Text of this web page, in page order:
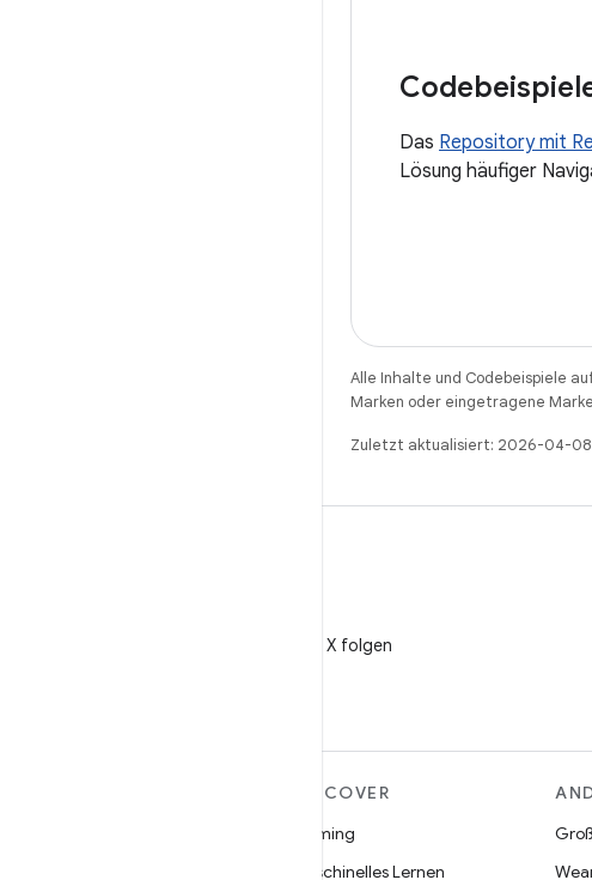
Das Repository mit
Lösung häufiger
Alle Inhalte und Codebeispiele
Marken oder eingetragene
Zuletzt aktualisiert: 2026-04-08
@AndroidDev auf X folgen
DISCOVER
Gaming
Maschinelles Lernen